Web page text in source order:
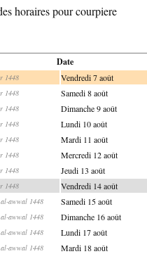
horaires pour courpiere
Date
1448 Vendredi 7 août
1448 Samedi 8 août
1448 Dimanche 9 août
1448 Lundi 10 août
1448 Mardi 11 août
1448 Mercredi 12 août
1448 Jeudi 13 août
1448 Vendredi 14 août
awwal 1448 Samedi 15 août
awwal 1448 Dimanche 16 août
awwal 1448 Lundi 17 août
awwal 1448 Mardi 18 août